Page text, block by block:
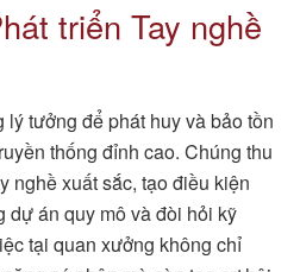
triển Tay nghề
tưởng để phát huy và bảo tồn
thống đỉnh cao. Chúng thu
nghề xuất sắc, tạo điều kiện
dự án quy mô và đòi hỏi kỹ
tại quan xưởng không chỉ